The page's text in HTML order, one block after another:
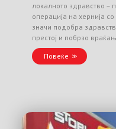
локалното здравство –
операција на хернија
значи подобра
престој и побрзо
Повеќе